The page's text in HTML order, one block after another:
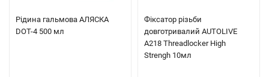
Рідина гальмова АЛЯСКА
DOT-4 500 мл
Фіксатор різьби
довготривалий AUTOLIVE
A218 Threadlocker High
Strengh 10мл